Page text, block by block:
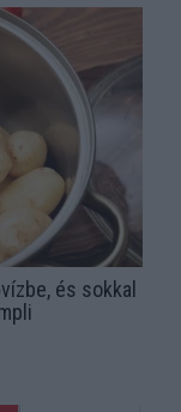
és sokkal